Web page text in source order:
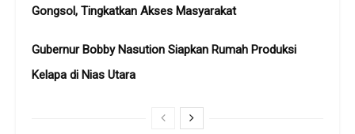
Gongsol, Tingkatkan Akses Masyarakat
Gubernur Bobby Nasution Siapkan Rumah Produksi
Kelapa di Nias Utara